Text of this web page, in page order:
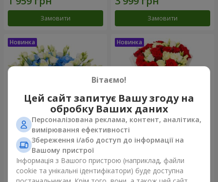
Замовити Замовити
Композиція "Сільвія"
3 513 грн
Букет "Katarina"
2 999 грн
Вітаємо!
Цей сайт запитує Вашу згоду на
обробку Ваших даних
Персоналізована реклама, контент, аналітика,
вимірювання ефективності
Збереження і/або доступ до інформації на
Вашому пристрої
Інформація з Вашого пристрою (наприклад, файли
cookie та унікальні ідентифікатори) буде доступна